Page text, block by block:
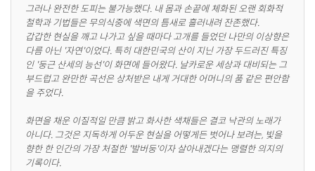
그러나 완전한 도피는 불가능했다. 내 몸과 손끝에 체화된 오랜 회화적
철학과 기법들은 무의식중에 색면의 틈새로 흘러내려 잔존했다.
갑갑한 현실을 깨고 나가고 싶을 때마다 고개를 들었던 나만의 이상향은
다름 아닌 '자연'이었다. 특히 대한민국의 산이 지닌 가장 두드러진 특징
인 '둥근 산세의 능선'이 화면에 들어왔다. 날카로운 세상과 대비되는 그
부드럽고 완만한 곡선은 상처받은 내게 거대한 어머니의 품 같은 편안함
을 주었다.
화면을 채운 이질적일 만큼 밝고 화사한 색채들은 결코 낙관의 노래가
아니다. 그것은 지독하게 어두운 현실을 어떻게든 벗어나 보려는, 빛을
향한 한 인간의 가장 처절한 '발버둥'이자 살아내겠다는 맹렬한 의지의
기록이다.